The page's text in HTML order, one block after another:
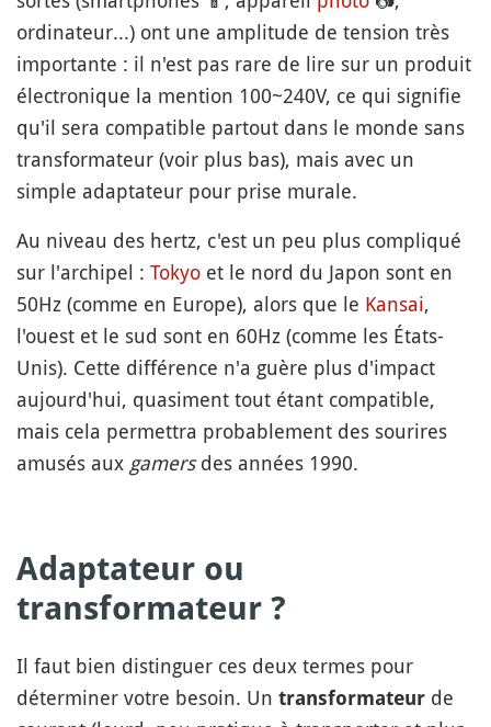
ordinateur...) ont une amplitude de tension très
importante : il n'est pas rare de lire sur un produit
électronique la mention 100~240V, ce qui signifie
qu'il sera compatible partout dans le monde sans
transformateur (voir plus bas), mais avec un
simple adaptateur pour prise murale.
Au niveau des hertz, c'est un peu plus compliqué
sur l'archipel : Tokyo et le nord du Japon sont en
50Hz (comme en Europe), alors que le Kansai,
l'ouest et le sud sont en 60Hz (comme les États-
Unis). Cette différence n'a guère plus d'impact
aujourd'hui, quasiment tout étant compatible,
mais cela permettra probablement des sourires
amusés aux gamersdes années 1990.
Adaptateur ou
transformateur ?
Il faut bien distinguer ces deux termes pour
déterminer votre besoin. Un transformateur de